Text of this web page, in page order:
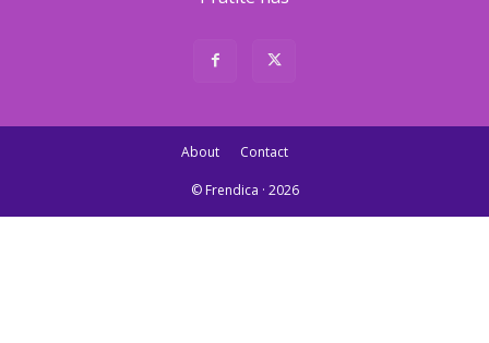
About Contact
© Frendica · 2026